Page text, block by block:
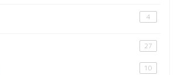
4
27
10